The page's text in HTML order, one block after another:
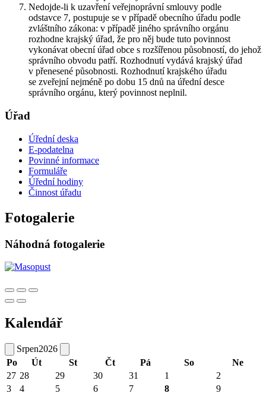
Nedojde-li k uzavření veřejnoprávní smlouvy podle
odstavce 7, postupuje se v případě obecního úřadu podle
zvláštního zákona: v případě jiného správního orgánu
rozhodne krajský úřad, že pro něj bude tuto povinnost
vykonávat obecní úřad obce s rozšířenou působností, do jehož
správního obvodu patří. Rozhodnutí vydává krajský úřad
v přenesené působnosti. Rozhodnutí krajského úřadu
se zveřejní nejméně po dobu 15 dnů na úřední desce
správního orgánu, který povinnost neplnil.
Úřad
Úřední deska
E-podatelna
Povinné informace
Formuláře
Úřední hodiny
Činnost úřadu
Fotogalerie
Náhodná fotogalerie
Kalendář
Srpen2026
Po
Út St Čt Pá So
Ne
27 28 29 30 31 1
2
3
4 5 6 7 8 9